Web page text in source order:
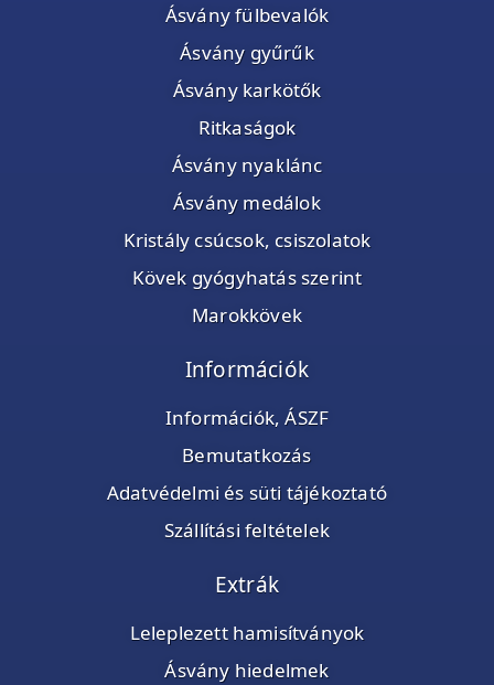
Ásvány fülbevalók
Ásvány gyűrűk
Ásvány karkötők
Ritkaságok
Ásvány nyaklánc
Ásvány medálok
Kristály csúcsok, csiszolatok
Kövek gyógyhatás szerint
Marokkövek
Információk
Információk, ÁSZF
Bemutatkozás
Adatvédelmi és süti tájékoztató
Szállítási feltételek
Extrák
Leleplezett hamisítványok
Ásvány hiedelmek